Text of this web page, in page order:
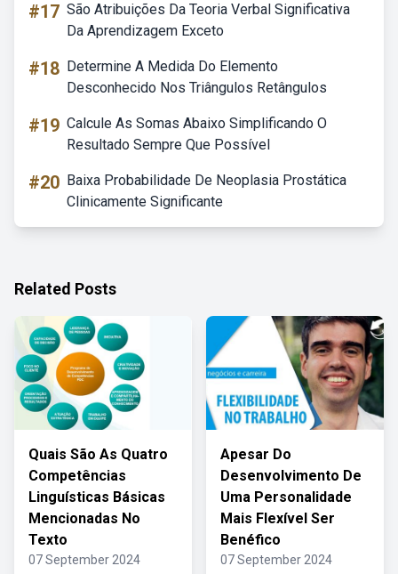
#17 São Atribuições Da Teoria Verbal Significativa
Da Aprendizagem Exceto
#18 Determine A Medida Do Elemento
Desconhecido Nos Triângulos Retângulos
#19 Calcule As Somas Abaixo Simplificando O
Resultado Sempre Que Possível
#20 Baixa Probabilidade De Neoplasia Prostática
Clinicamente Significante
Related Posts
Quais São As Quatro
Competências
Linguísticas Básicas
Mencionadas No
Texto
07 September 2024
Apesar Do
Desenvolvimento De
Uma Personalidade
Mais Flexível Ser
Benéfico
07 September 2024